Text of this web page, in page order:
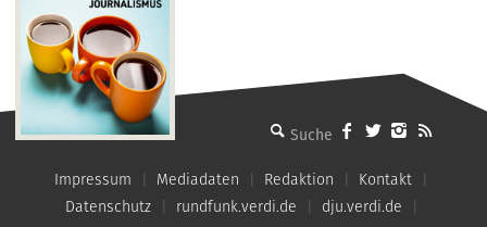
MMM - Menschen machen Medien
Impressum Mediadaten Redaktion
Kontakt
Datenschutz
rundfunk.verdi.de
dju.verdi.de